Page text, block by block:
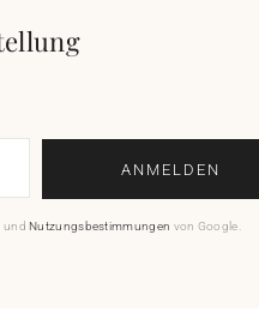
ANMELDEN
und Nutzungsbestimmungen von Google.